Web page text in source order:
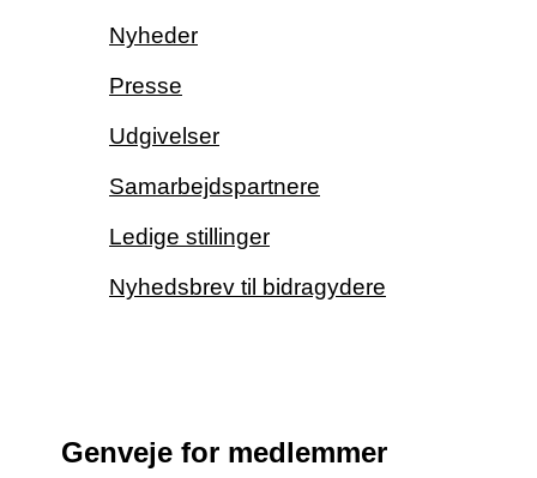
Nyheder
Presse
Udgivelser
Samarbejdspartnere
Ledige stillinger
Nyhedsbrev til bidragydere
Genveje for medlemmer